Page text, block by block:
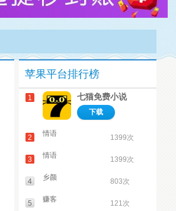
苹果平台排行榜
1 七猫免费小说
下载
2 情语 1399次
3 情语 1399次
4 乡颜 803次
5 赚客 121次